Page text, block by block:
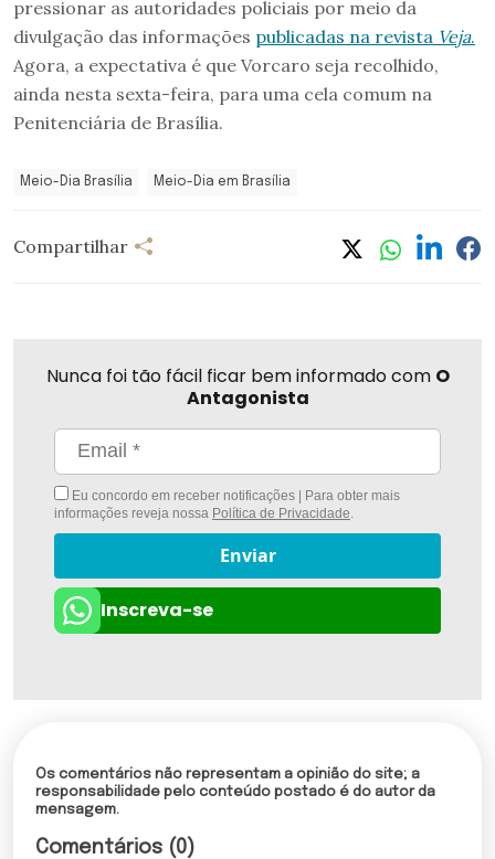
pressionar as autoridades policiais por meio da
divulgação das informações publicadas na revista Veja.
Agora, a expectativa é que Vorcaro seja recolhido,
ainda nesta sexta-feira, para uma cela comum na
Penitenciária de Brasília.
Meio-Dia Brasília Meio-Dia em Brasília
Compartilhar
Nunca foi tão fácil ficar bem informado com O
Antagonista
Eu concordo em receber notificações | Para obter mais
informações reveja nossa Política de Privacidade.
Enviar
Inscreva-se
Os comentários não representam a opinião do site; a
responsabilidade pelo conteúdo postado é do autor da
mensagem.
Comentários (0)